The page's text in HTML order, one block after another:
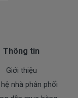
Thông tin
Giới thiệu
nhà phân phối